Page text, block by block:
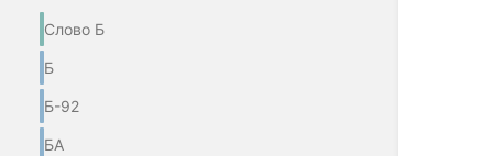
Слово Б
Б
Б-92
БА